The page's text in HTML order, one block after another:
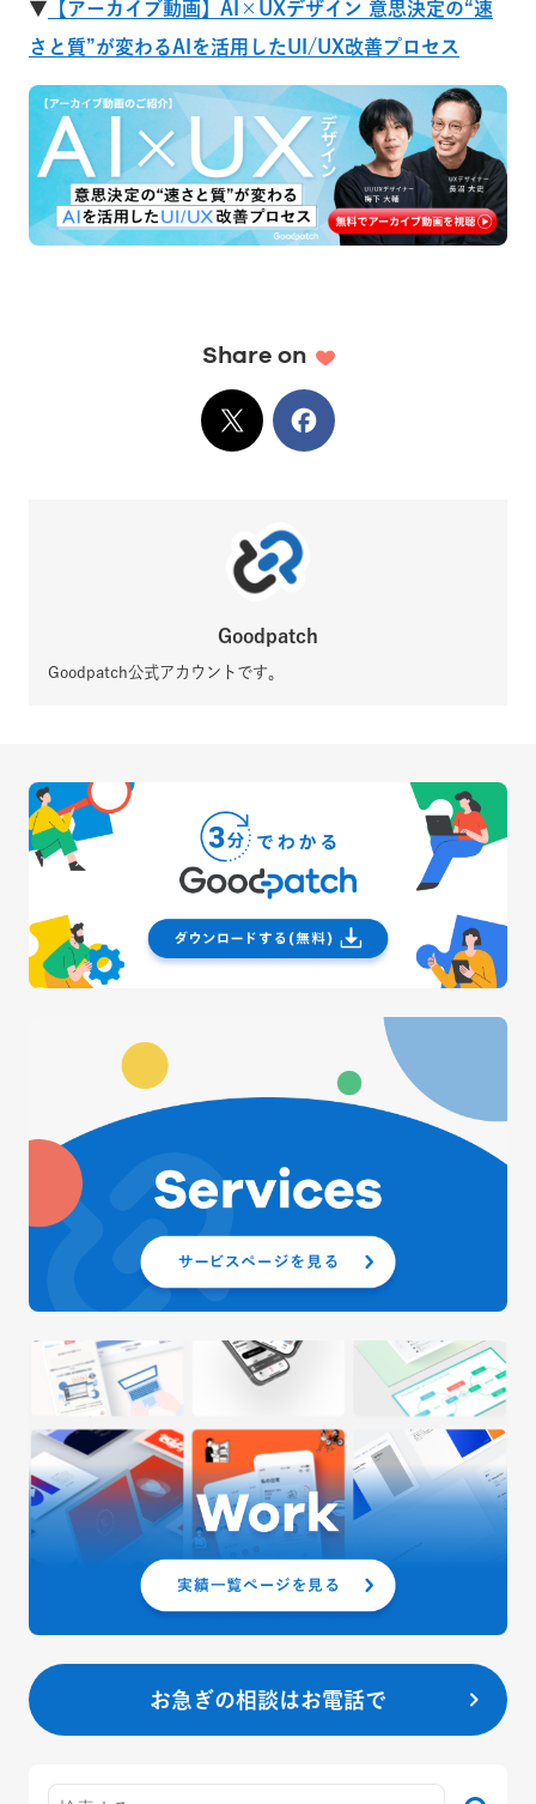
▼ 【アーカイブ動画】AI×UXデザイン 意思決定の“速
さと質”が変わるAIを活用したUI/UX改善プロセス
Share on
XでシェアFacebook
Goodpatch
Goodpatch公式アカウントです。
お急ぎの相談はお電話で